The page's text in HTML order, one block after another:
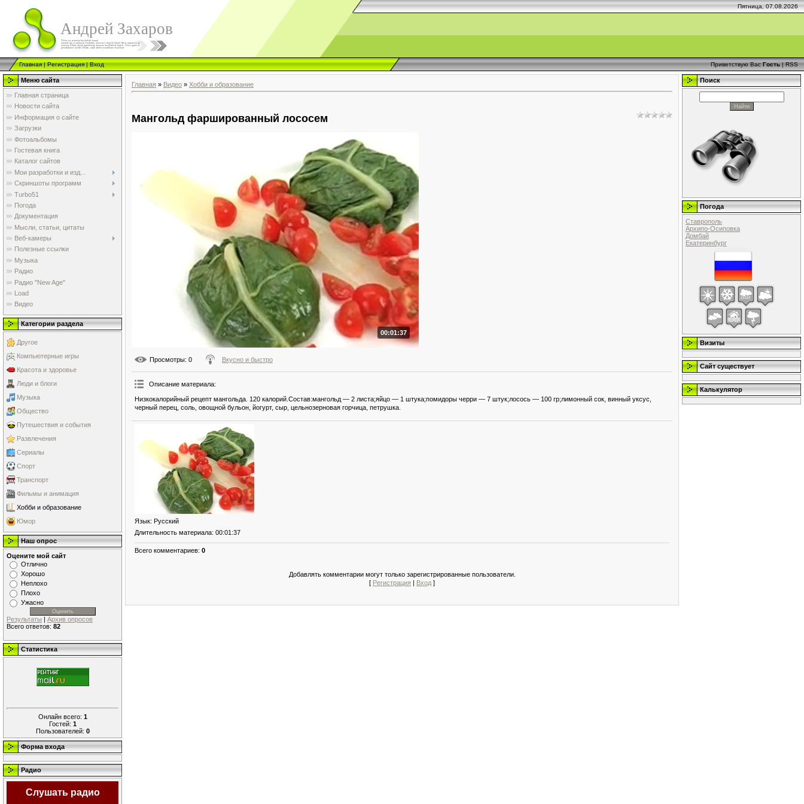
Пятница, 07.08.2026
Андрей Захаров
Главная|Регистрация|Вход Приветствую Вас Гость|RSS
Меню сайта
Главная страница
Новости сайта
Информация о сайте
Загрузки
Фотоальбомы
Гостевая книга
Каталог сайтов
Мои разработки и изд...
Скриншоты программ
Turbo51
Погода
Документация
Мысли, статьи, цитаты
Веб-камеры
Полезные ссылки
Музыка
Радио
Радио "New Age"
Load
Видео
Категории раздела
Другое
Компьютерные игры
Красота и здоровье
Люди и блоги
Музыка
Общество
Путешествия и события
Развлечения
Сериалы
Спорт
Транспорт
Фильмы и анимация
Хобби и образование
Юмор
Наш опрос
Оцените мой сайт
Отлично
Хорошо
Неплохо
Плохо
Ужасно
Результаты | Архив опросов
Всего ответов: 82
Статистика
Онлайн всего: 1
Гостей: 1
Пользователей: 0
Форма входа
Радио
Слушать радио
Главная » Видео » Хобби и образование
Мангольд фаршированный лососем
00:01:37
Просмотры: 0 Вкусно и быстро
Описание материала:
Низкокалорийный рецепт мангольда. 120 калорий.Состав:мангольд — 2 листа;яйцо — 1 штука;помидоры черри — 7 штук;лосось — 100 гр;лимонный сок, винный уксус,
черный перец, соль, овощной бульон, йогурт, сыр, цельнозерновая горчица, петрушка.
Язык: Русский
Длительность материала: 00:01:37
Всего комментариев: 0
Добавлять комментарии могут только зарегистрированные пользователи.
[ Регистрация | Вход ]
Поиск
Погода
Ставрополь
Архипо-Осиповка
Домбай
Екатеринбург
Визиты
Сайт существует
Калькулятор